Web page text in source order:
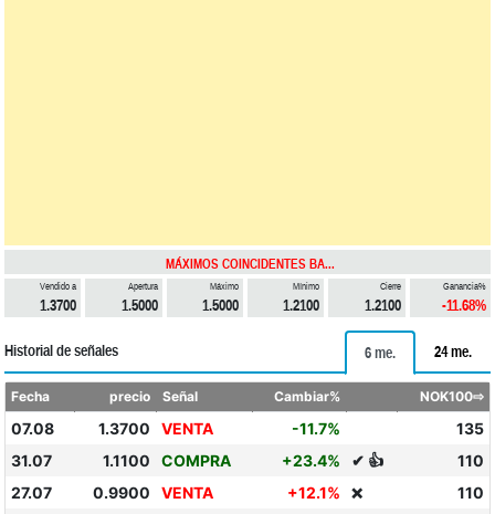
MÁXIMOS COINCIDENTES BA...
Vendido a
1.3700
Apertura
1.5000
Máximo
1.5000
Mínimo
1.2100
Cierre
1.2100
Ganancia%
-11.68%
Historial de señales 6 me. 24 me.
Fecha precio Señal Cambiar% NOK100⇨
07.08 1.3700 VENTA -11.7%
135
31.07
1.1100 COMPRA +23.4% ✔ 👍
110
27.07
0.9900 VENTA +12.1% ❌
110